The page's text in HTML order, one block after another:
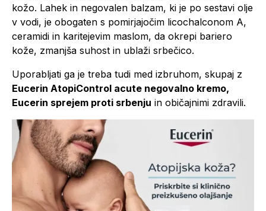
kožo. Lahek in negovalen balzam, ki je po sestavi olje
v vodi, je obogaten s pomirjajočim licochalconom A,
ceramidi in karitejevim maslom, da okrepi bariero
kože, zmanjša suhost in ublaži srbečico.
Uporabljati ga je treba tudi med izbruhom, skupaj z
Eucerin AtopiControl acute negovalno kremo,
Eucerin sprejem proti srbenju in običajnimi zdravili.